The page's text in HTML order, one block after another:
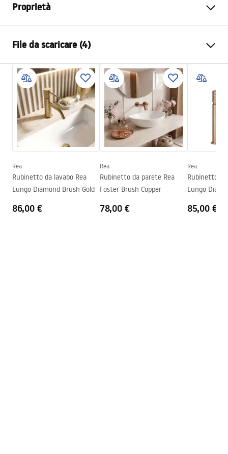
Proprietà
Metodo di installazione
Colore
Oro spazzolato
Tipo di bocca
Fissa
Materiale
Ottone
Gamma beccuccio
175mm
Altezza
125mm
Tecnologia del rivestimento
PVD
Diametro di connessione
Garanzia
5 anni
File da scaricare (4)
Istruzioni di montaggio
Faucet.pdf
manual
Rea
Rubinetto da lavabo Rea
Lungo Diamond Brush Gold
86,00 €
Rea
Rubinetto da parete Rea
Foster Brush Copper
78,00 €
Rea
Rubinetto
Lungo
85,00 €